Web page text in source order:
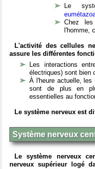
Le
Chez
l'homme,
L'activité des cellules
assure les différentes
Les interactions
électriques) sont bien
À l'heure actuelle, les
sont de plus en
essentielles au
Le système nerveux est
Système nerveux
Le système nerveux
nerveux supérieur logé